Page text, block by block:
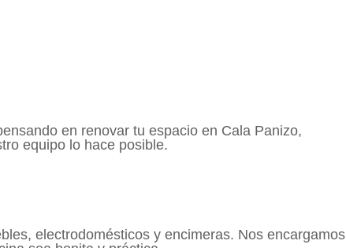
en renovar tu espacio en Cala Panizo,
equipo lo hace posible.
electrodomésticos y encimeras. Nos encargamos